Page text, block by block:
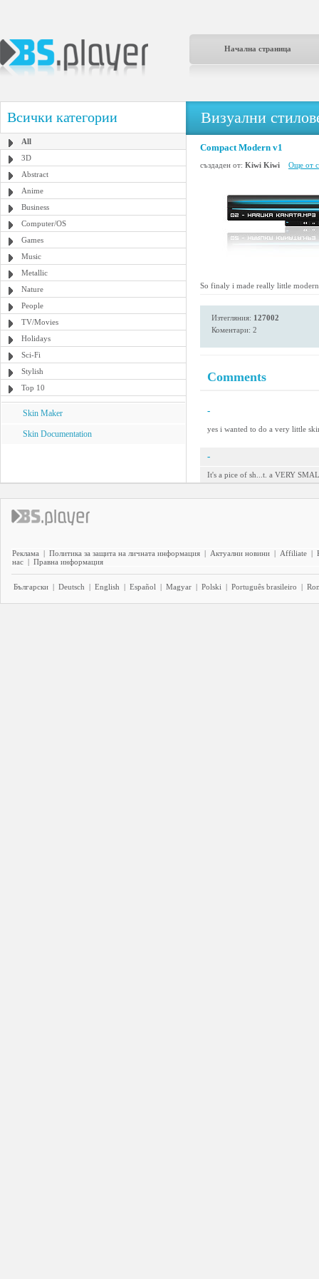
Начална страница
Всички категории
All
3D
Abstract
Anime
Business
Computer/OS
Games
Music
Metallic
Nature
People
TV/Movies
Holidays
Sci-Fi
Stylish
Top 10
Skin Maker
Skin Documentation
Визуални
Compact Modern v1
създаден от: Kiwi Kiwi Още от
So finaly i made really little
Изтегляния: 127002
Коментари: 2
Comments
-
yes i wanted to do a very little
-
It's a pice of sh...t. a VERY
Реклама | Политика за защита на личната информация | Актуални новини | Affiliate |
нас | Правна информация
Български | Deutsch | English | Español | Magyar | Polski | Português brasileiro |